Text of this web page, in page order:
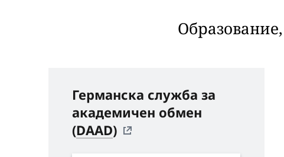
Германска служба за
академичен обмен
(DAAD)